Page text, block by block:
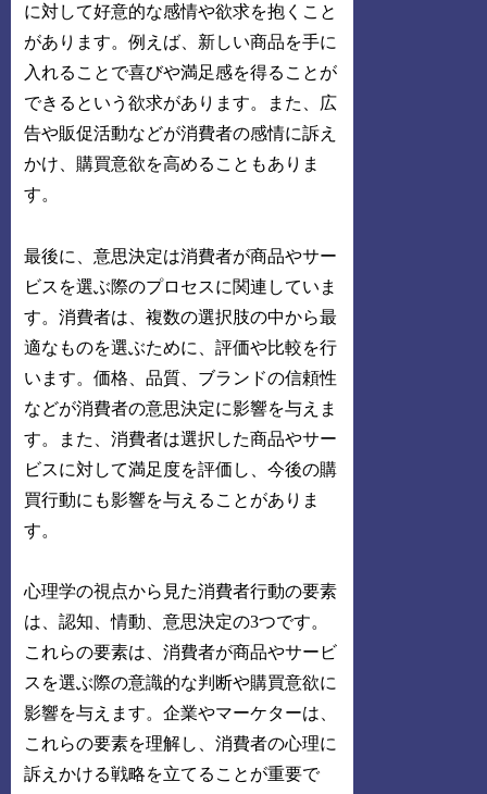
に対して好意的な感情や欲求を抱くこと
があります。例えば、新しい商品を手に
入れることで喜びや満足感を得ることが
できるという欲求があります。また、広
告や販促活動などが消費者の感情に訴え
かけ、購買意欲を高めることもありま
す。
最後に、意思決定は消費者が商品やサー
ビスを選ぶ際のプロセスに関連していま
す。消費者は、複数の選択肢の中から最
適なものを選ぶために、評価や比較を行
います。価格、品質、ブランドの信頼性
などが消費者の意思決定に影響を与えま
す。また、消費者は選択した商品やサー
ビスに対して満足度を評価し、今後の購
買行動にも影響を与えることがありま
す。
心理学の視点から見た消費者行動の要素
は、認知、情動、意思決定の3つです。
これらの要素は、消費者が商品やサービ
スを選ぶ際の意識的な判断や購買意欲に
影響を与えます。企業やマーケターは、
これらの要素を理解し、消費者の心理に
訴えかける戦略を立てることが重要で